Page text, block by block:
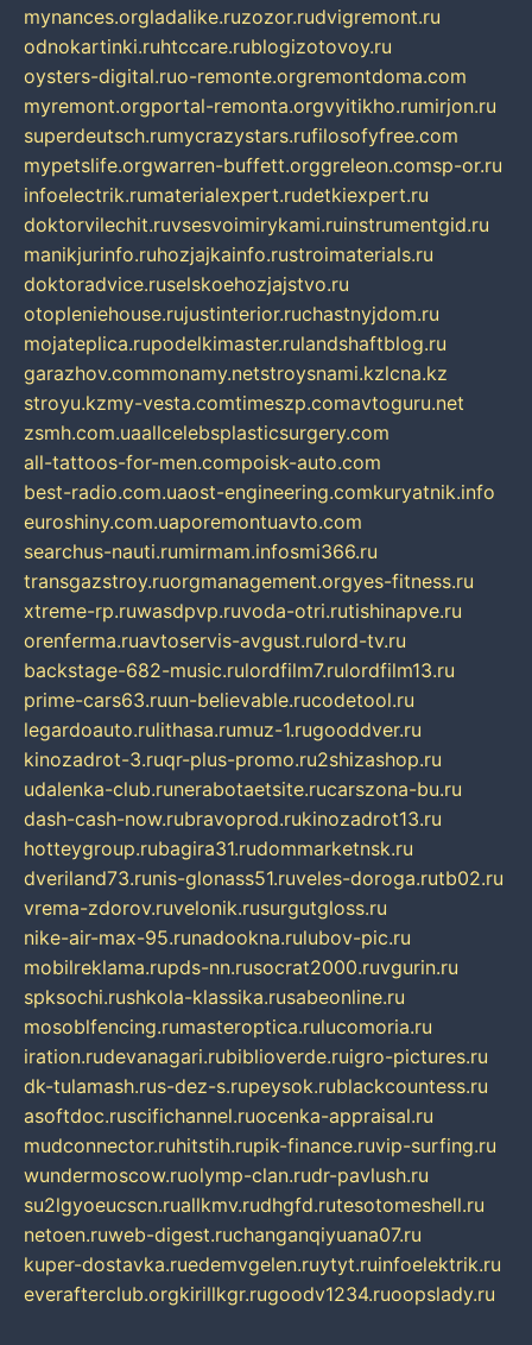
mynances.orgladalike.ruzozor.rudvigremont.ru
odnokartinki.ruhtccare.rublogizotovoy.ru
oysters-digital.ruo-remonte.orgremontdoma.com
myremont.orgportal-remonta.orgvyitikho.rumirjon.ru
superdeutsch.rumycrazystars.rufilosofyfree.com
mypetslife.orgwarren-buffett.orggreleon.comsp-or.ru
infoelectrik.rumaterialexpert.rudetkiexpert.ru
doktorvilechit.ruvsesvoimirykami.ruinstrumentgid.ru
manikjurinfo.ruhozjajkainfo.rustroimaterials.ru
doktoradvice.ruselskoehozjajstvo.ru
otopleniehouse.rujustinterior.ruchastnyjdom.ru
mojateplica.rupodelkimaster.rulandshaftblog.ru
garazhov.commonamy.netstroysnami.kzlcna.kz
stroyu.kzmy-vesta.comtimeszp.comavtoguru.net
zsmh.com.uaallcelebsplasticsurgery.com
all-tattoos-for-men.compoisk-auto.com
best-radio.com.uaost-engineering.comkuryatnik.info
euroshiny.com.uaporemontuavto.com
searchus-nauti.rumirmam.infosmi366.ru
transgazstroy.ruorgmanagement.orgyes-fitness.ru
xtreme-rp.ruwasdpvp.ruvoda-otri.rutishinapve.ru
orenferma.ruavtoservis-avgust.rulord-tv.ru
backstage-682-music.rulordfilm7.rulordfilm13.ru
prime-cars63.ruun-believable.rucodetool.ru
legardoauto.rulithasa.rumuz-1.rugooddver.ru
kinozadrot-3.ruqr-plus-promo.ru2shizashop.ru
udalenka-club.runerabotaetsite.rucarszona-bu.ru
dash-cash-now.rubravoprod.rukinozadrot13.ru
hotteygroup.rubagira31.rudommarketnsk.ru
dveriland73.runis-glonass51.ruveles-doroga.rutb02.ru
vrema-zdorov.ruvelonik.rusurgutgloss.ru
nike-air-max-95.runadookna.rulubov-pic.ru
mobilreklama.rupds-nn.rusocrat2000.ruvgurin.ru
spksochi.rushkola-klassika.rusabeonline.ru
mosoblfencing.rumasteroptica.rulucomoria.ru
iration.rudevanagari.rubiblioverde.ruigro-pictures.ru
dk-tulamash.rus-dez-s.rupeysok.rublackcountess.ru
asoftdoc.ruscifichannel.ruocenka-appraisal.ru
mudconnector.ruhitstih.rupik-finance.ruvip-surfing.ru
wundermoscow.ruolymp-clan.rudr-pavlush.ru
su2lgyoeucscn.ruallkmv.rudhgfd.rutesotomeshell.ru
netoen.ruweb-digest.ruchanganqiyuana07.ru
kuper-dostavka.ruedemvgelen.ruytyt.ruinfoelektrik.ru
everafterclub.orgkirillkgr.rugoodv1234.ruoopslady.ru